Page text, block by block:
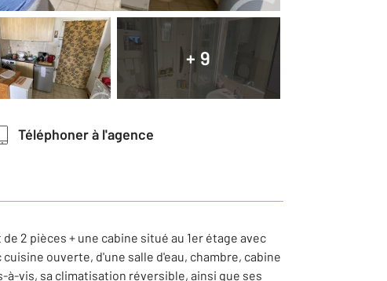
+ 9
Téléphoner à l'agence
2 pièces + une cabine situé au 1er étage avec
ouverte, d'une salle d'eau, chambre, cabine
à-vis, sa climatisation réversible, ainsi que ses